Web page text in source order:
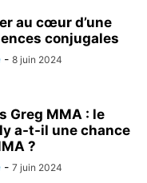
au cœur d’une
conjugales
- 8 juin 2024
Greg MMA : le
a-t-il une chance
?
- 7 juin 2024